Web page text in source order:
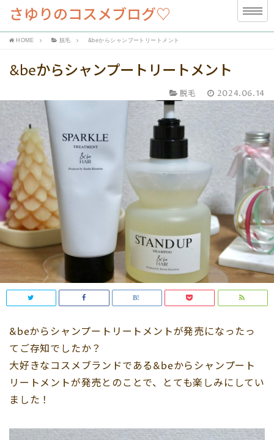
さゆりのコスメブログ♡
HOME 脱毛 &beからシャンプートリートメント
&beからシャンプートリートメント
脱毛 2024.06.14
&beからシャンプートリートメントが発売になったっ
てご存知でしたか？
大好きなコスメブランドである&beからシャンプート
リートメントが発売とのことで、とても楽しみにしてい
ました！